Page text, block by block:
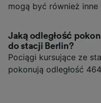
mogą być również
Jaką odległość
do stacji Berlin?
Pociągi kursujące ze
pokonują odległość